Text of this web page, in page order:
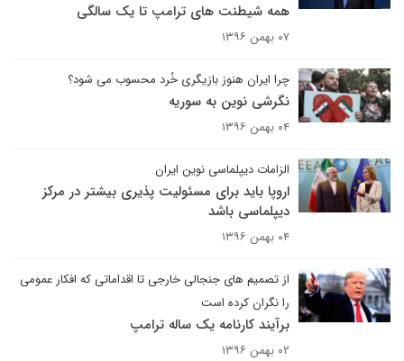
همه شیطنت های ترامپ تا یک سالگی
۰۷ بهمن ۱۳۹۶
چرا ایران هنوز بازیگری خُرد محسوب می شود؟
نگرشی نوین به سوریه
۰۴ بهمن ۱۳۹۶
الزامات دیپلماسی نوین ایران
اروپا باید برای مسئولیت پذیری بیشتر در مرکز
دیپلماسی باشد
۰۴ بهمن ۱۳۹۶
از تصمیم های جنجالی خارجی تا اقداماتی که افکار عمومی
را نگران کرده است
برآیند کارنامه یک ساله ترامپ
۰۲ بهمن ۱۳۹۶